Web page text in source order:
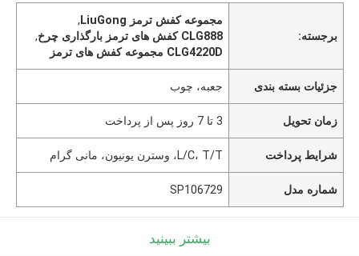
برجسته:
مجموعه کفش ترمز LiuGong
,
CLG888 کفش های ترمز بارگذاری چرخ
,
CLG4220D مجموعه کفش های ترمز
جزئیات بسته بندی جعبه، چوب
زمان تحویل 3 تا 7 روز پس از پرداخت
شرایط پرداخت L/C، T/T، وسترن یونیون، مانی گرام
شماره مدل SP106729
بیشتر ببینید